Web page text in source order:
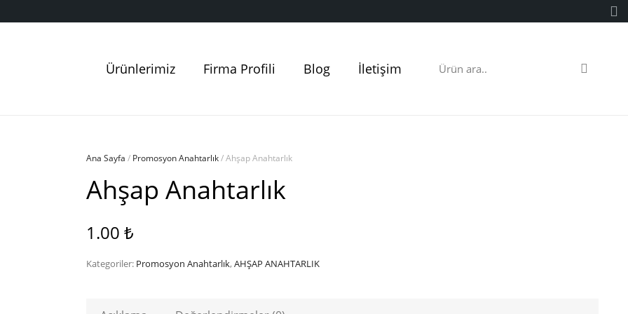
Ürünlerimiz Firma Profili Blog İletişim
Ana Sayfa / Promosyon Anahtarlık/ Ahşap Anahtarlık
Ahşap Anahtarlık
1.00₺
Kategoriler: Promosyon Anahtarlık,AHŞAP ANAHTARLIK